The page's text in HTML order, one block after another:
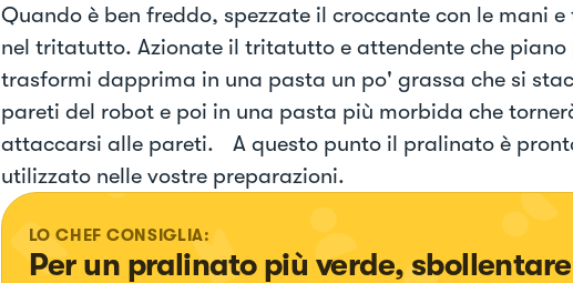
Quando è ben freddo, spezzate il croccante con le mani
nel tritatutto. Azionate il tritatutto e attendente che piano
trasformi dapprima in una pasta un po' grassa che si
pareti del robot e poi in una pasta più morbida che
attaccarsi alle pareti. A questo punto il pralinato è
utilizzato nelle vostre preparazioni.
LO CHEF CONSIGLIA:
Per un pralinato più verde,